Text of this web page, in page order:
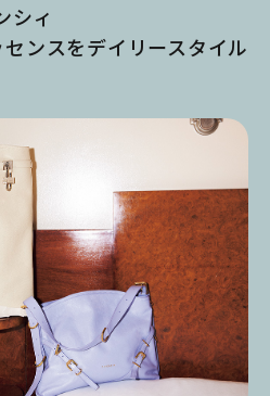
シィ
ンスをデイリースタイル